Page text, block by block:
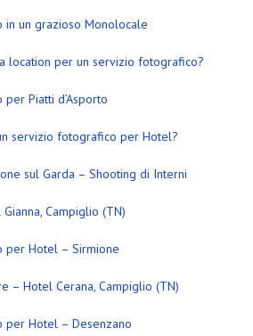
in un grazioso Monolocale
location per un servizio fotografico?
Piatti d’Asporto
servizio fotografico per Hotel?
sul Garda – Shooting di Interni
Campiglio (TN)
per Hotel – Sirmione
– Hotel Cerana, Campiglio (TN)
per Hotel – Desenzano